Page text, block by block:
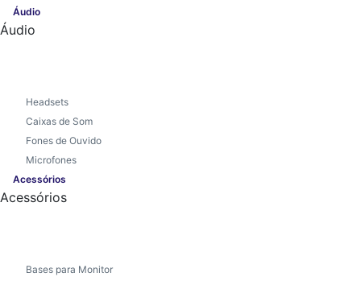
Áudio
Áudio
Headsets
Caixas de Som
Fones de Ouvido
Microfones
Acessórios
Acessórios
Bases para Monitor